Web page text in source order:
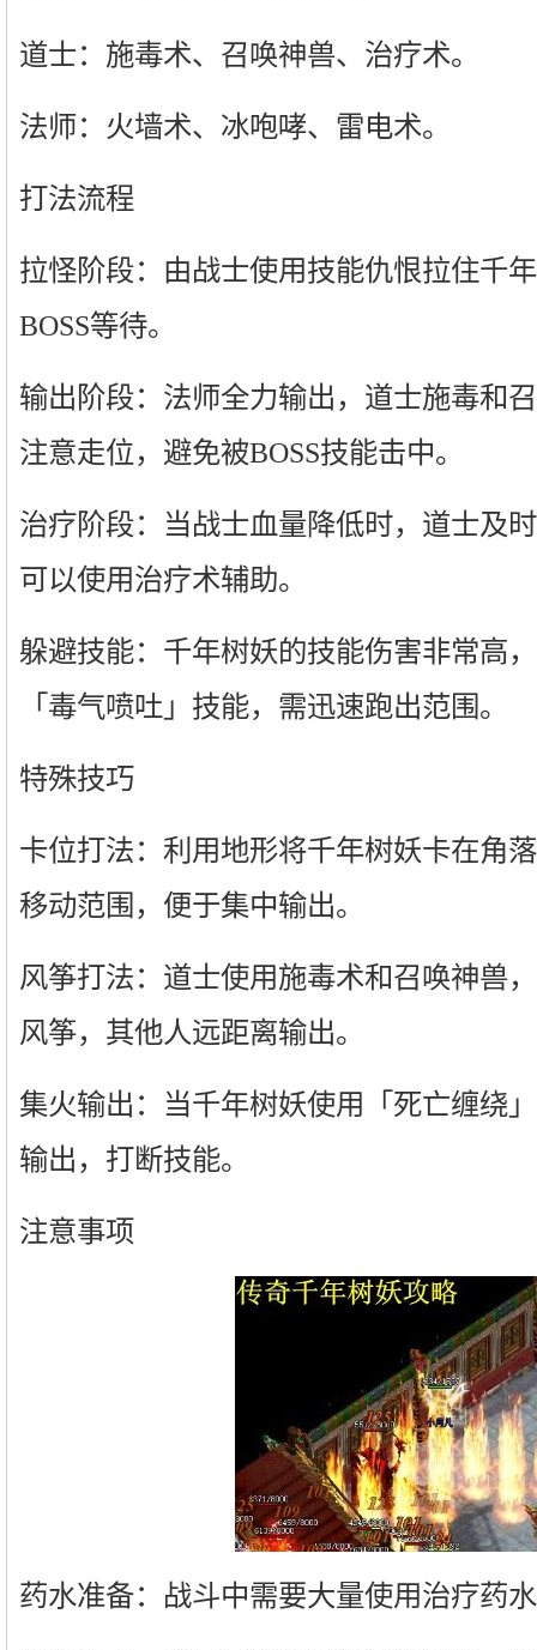
道士：施毒术、召唤神兽、治疗术。
法师：火墙术、冰咆哮、雷电术。
打法流程
拉怪阶段：由战士使用技能仇恨拉住千
BOSS等待。
输出阶段：法师全力输出，道士施毒和
注意走位，避免被BOSS技能击中。
治疗阶段：当战士血量降低时，道士及
可以使用治疗术辅助。
躲避技能：千年树妖的技能伤害非常高
「毒气喷吐」技能，需迅速跑出范围。
特殊技巧
卡位打法：利用地形将千年树妖卡在角
移动范围，便于集中输出。
风筝打法：道士使用施毒术和召唤神兽
风筝，其他人远距离输出。
集火输出：当千年树妖使用「死亡缠绕
输出，打断技能。
注意事项
药水准备：战斗中需要大量使用治疗药